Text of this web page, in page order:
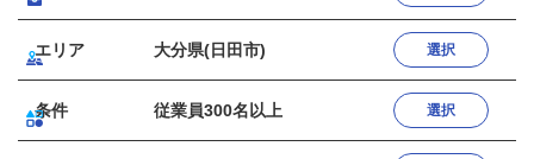
エリア 大分県(日田市) 選択
条件 従業員300名以上 選択